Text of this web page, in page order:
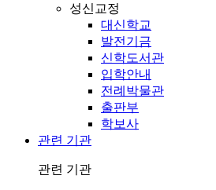
성신교정
대신학교
발전기금
신학도서관
입학안내
전례박물관
출판부
학보사
관련 기관
관련 기관